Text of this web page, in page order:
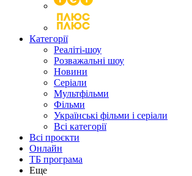
Категорії
Реаліті-шоу
Розважальні шоу
Новини
Серіали
Мультфільми
Фільми
Українські фільми і серіали
Всі категорії
Всі проєкти
Онлайн
ТБ програма
Еще